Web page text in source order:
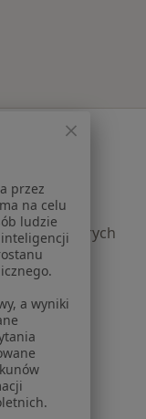
których
przez
na celu
ludzie
a wyniki